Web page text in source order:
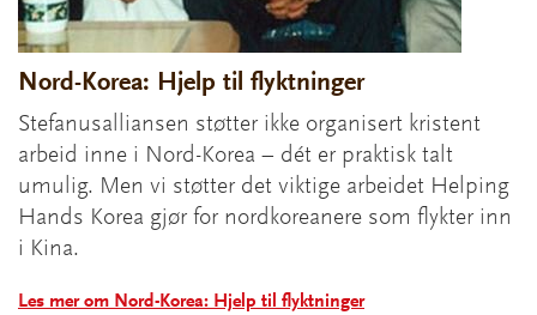
Nord-Korea: Hjelp til flyktninger
Stefanusalliansen støtter ikke organisert kristent
arbeid inne i Nord-Korea – dét er praktisk talt
umulig. Men vi støtter det viktige arbeidet Helping
Hands Korea gjør for nordkoreanere som flykter inn
i Kina.
Les mer om Nord-Korea: Hjelp til flyktninger